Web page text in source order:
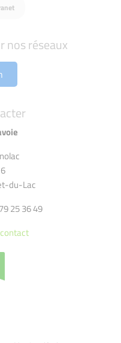
du-Lac
25 36 49
nos réseaux